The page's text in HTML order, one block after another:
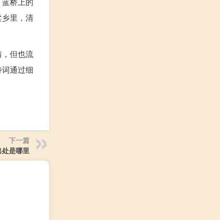
里，清
但也流
通过细
下一篇
是哪里